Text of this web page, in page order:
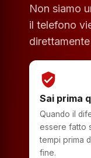
Non siamo
il telefono
verified_user
Sai prima
Quando il
essere fatto
tempi prima
fine.